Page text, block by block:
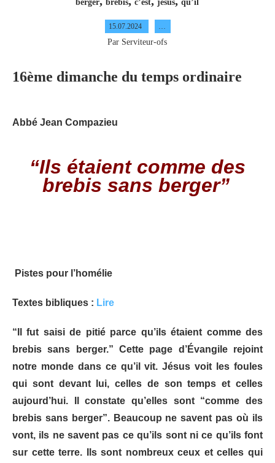
berger brebis c’est jesus qu’il
15.07.2024
Par Serviteur-ofs
16ème dimanche du temps ordinaire
Abbé Jean Compazieu
“Ils étaient comme des
brebis sans berger”
Pistes pour l’homélie
Textes bibliques : Lire
“Il fut saisi de pitié parce qu’ils étaient comme des
brebis sans berger.” Cette page d’Évangile rejoint
notre monde dans ce qu’il vit. Jésus voit les foules
qui sont devant lui, celles de son temps et celles
aujourd’hui. Il constate qu’elles sont “comme des
brebis sans berger”. Beaucoup ne savent pas où ils
vont, ils ne savent pas ce qu’ils sont ni ce qu’ils font
sur cette terre. Ils sont nombreux ceux et celles qui